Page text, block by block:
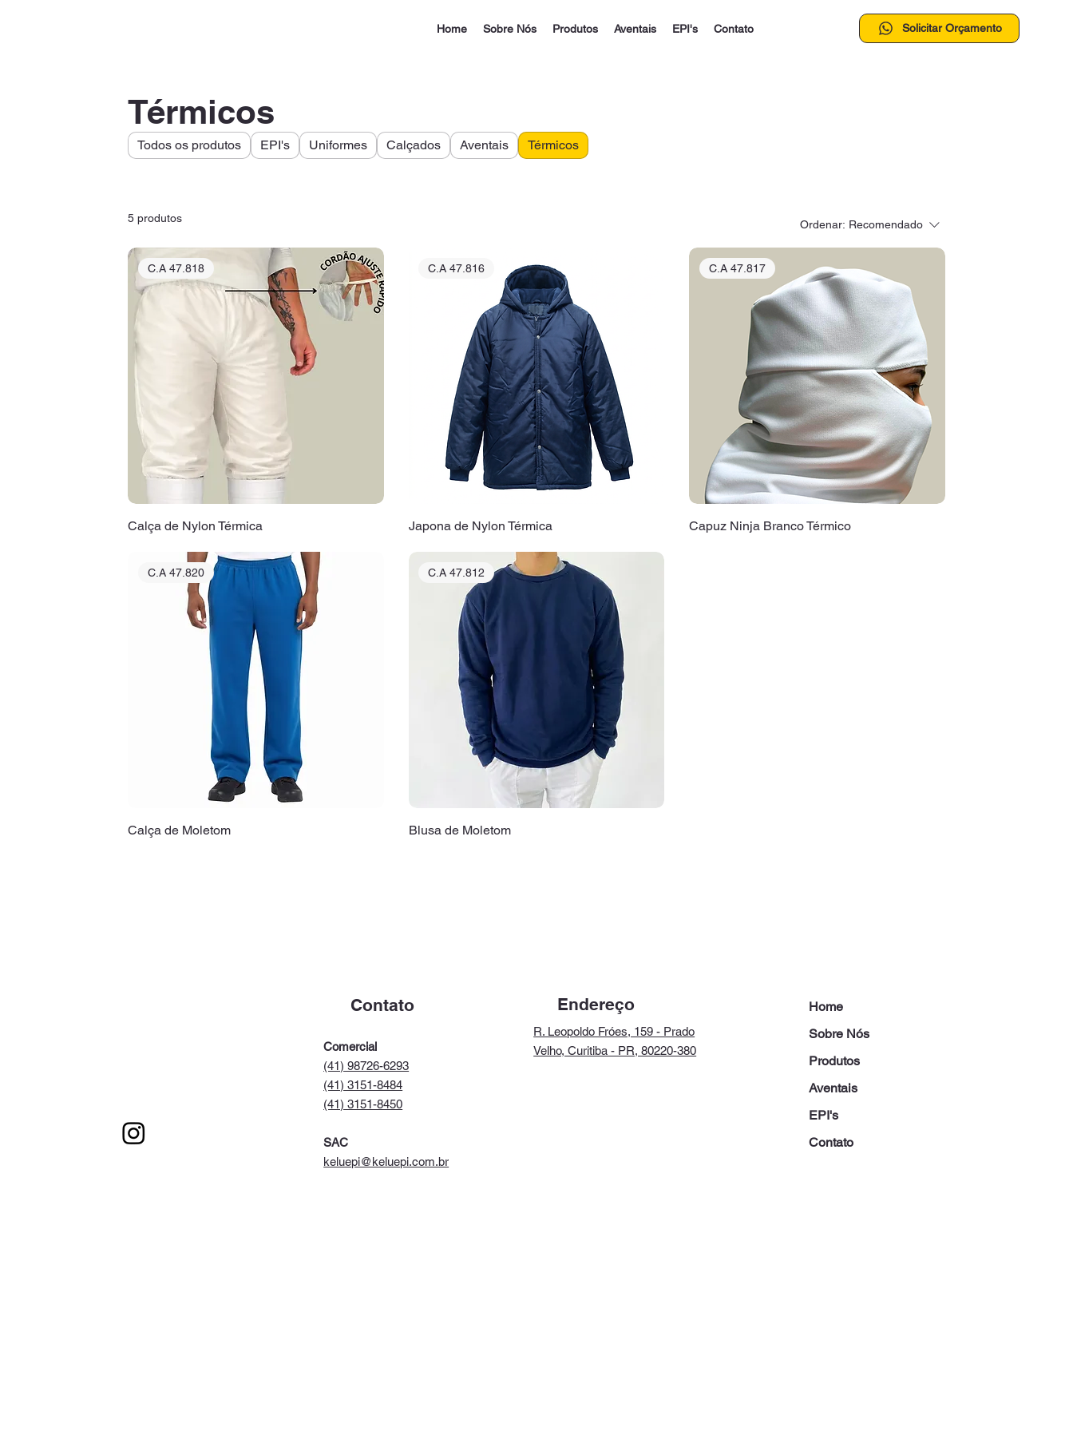
Home Sobre Nós Produtos Aventais EPI's Contato Solicitar Orçamento
Térmicos
Todos os produtos EPI's Uniformes Calçados Aventais Térmicos
5 produtos Ordenar: Recomendado
C.A 47.818
Calça de Nylon Térmica
C.A 47.816
Japona de Nylon Térmica
C.A 47.817
Capuz Ninja Branco Térmico
C.A 47.820
Calça de Moletom
C.A 47.812
Blusa de Moletom
Contato
Comercial
(41) 98726-6293
(41) 3151-8484
(41) 3151-8450
SAC
keluepi@keluepi.com.br
Endereço
R. Leopoldo Fróes, 159 - Prado
Velho, Curitiba - PR, 80220-380
Home
Sobre Nós
Produtos
Aventais
EPI's
Contato